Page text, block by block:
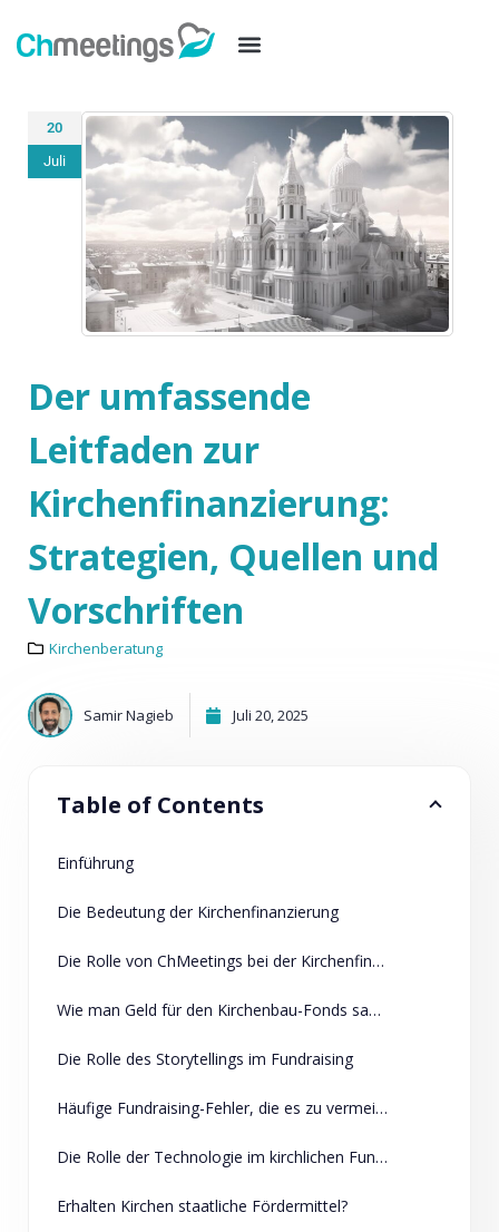
20
Juli
Der umfassende
Leitfaden zur
Kirchenfinanzierung:
Strategien, Quellen und
Vorschriften
Kirchenberatung
Samir Nagieb Juli 20, 2025
Table of Contents
Einführung
Die Bedeutung der Kirchenfinanzierung
Die Rolle von ChMeetings bei der Kirchenfinanzierung
Wie man Geld für den Kirchenbau-Fonds sammelt
Die Rolle des Storytellings im Fundraising
Häufige Fundraising-Fehler, die es zu vermeiden gilt
Die Rolle der Technologie im kirchlichen Fundraising
Erhalten Kirchen staatliche Fördermittel?